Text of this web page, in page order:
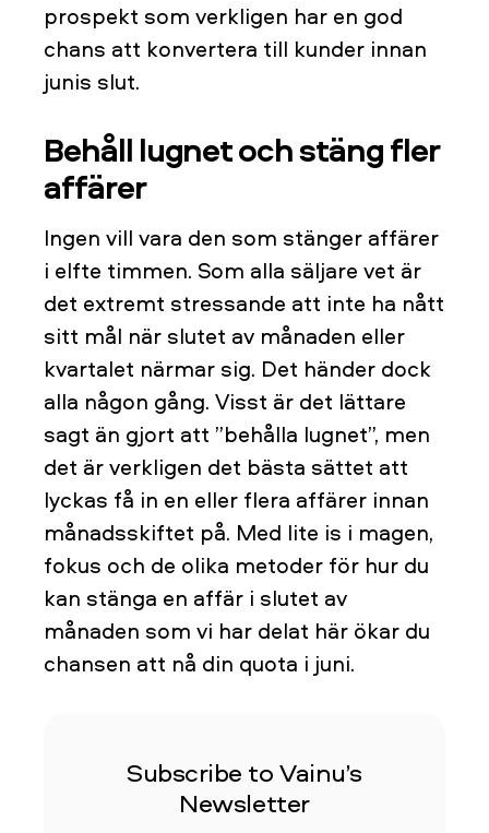
prospekt som verkligen har en god
chans att konvertera till kunder innan
junis slut.
Behåll lugnet och stäng fler
affärer
Ingen vill vara den som stänger affärer
i elfte timmen. Som alla säljare vet är
det extremt stressande att inte ha nått
sitt mål när slutet av månaden eller
kvartalet närmar sig. Det händer dock
alla någon gång. Visst är det lättare
sagt än gjort att ”behålla lugnet”, men
det är verkligen det bästa sättet att
lyckas få in en eller flera affärer innan
månadsskiftet på. Med lite is i magen,
fokus och de olika metoder för hur du
kan stänga en affär i slutet av
månaden som vi har delat här ökar du
chansen att nå din quota i juni.
Subscribe to Vainu’s
Newsletter